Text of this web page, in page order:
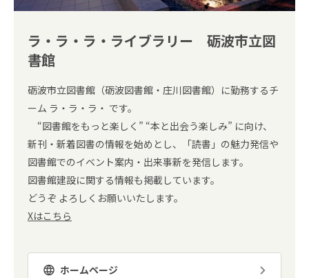
ラ・ラ・ラ・ライブラリー 砺波市立図
書館
砺波市立図書館（砺波図書館・庄川図書館）に勤務するチ
ーム ラ・ラ・ラ・ です。
“図書館をもっと楽しく” “本と出会う楽しみ” に向け、
新刊・新着図書の情報を始めとし、「読書」の魅力発信や
図書館でのイベント案内・出来事新を発信します。
図書館建設に関する情報も掲載しています。
どうぞ よろしくお願いいたします。
Xはこちら
ホームページ